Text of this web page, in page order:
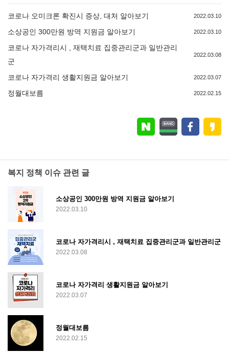
코로나 오미크론 확진시 증상, 대처 알아보기 2022.03.10
소상공인 300만원 방역 지원금 알아보기 2022.03.10
코로나 자가격리시 , 재택치료 집중관리군과 일반관리
군
2022.03.08
코로나 자가격리 생활지원금 알아보기 2022.03.07
정월대보름 2022.02.15
복지 정책 이슈 관련 글
소상공인 300만원 방역 지원금 알아보기
2022.03.10
코로나 자가격리시 , 재택치료 집중관리군과 일반관리군
2022.03.08
코로나 자가격리 생활지원금 알아보기
2022.03.07
정월대보름
2022.02.15